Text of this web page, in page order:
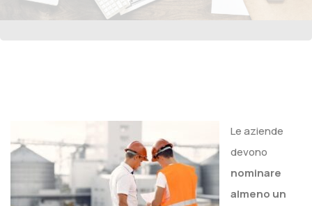
Le aziende
devono
nominare
almeno un